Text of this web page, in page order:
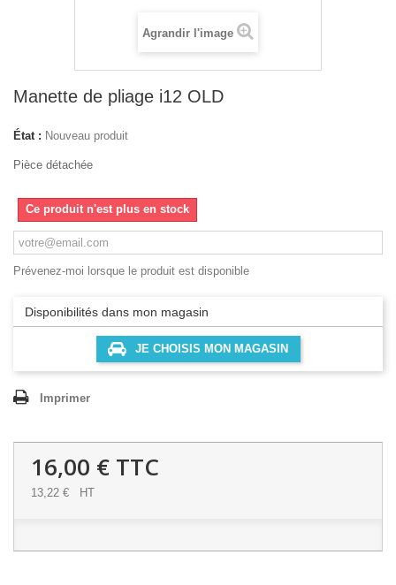
Agrandir l'image
Manette de pliage i12 OLD
État : Nouveau produit
Pièce détachée
Ce produit n'est plus en stock
Prévenez-moi lorsque le produit est disponible
Disponibilités dans mon magasin
JE CHOISIS MON MAGASIN
Imprimer
16,00 € TTC
13,22 € HT